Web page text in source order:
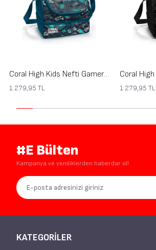
Coral High Kids Nefti Gamer Desenli Thermo İki Katlı Beslenme Çantası 37220
1.279,95 TL 1.279,95 TL
#E Bülten
Kampanya ve yeniliklerden haberdar ol!
KATEGORILER